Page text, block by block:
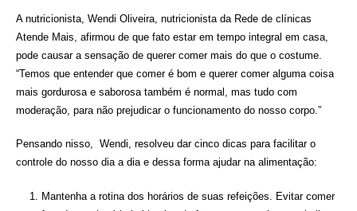
A nutricionista, Wendi Oliveira, nutricionista da Rede de clínicas
Atende Mais, afirmou de que fato estar em tempo integral em casa,
pode causar a sensação de querer comer mais do que o costume.
“Temos que entender que comer é bom e querer comer alguma coisa
mais gordurosa e saborosa também é normal, mas tudo com
moderação, para não prejudicar o funcionamento do nosso corpo.”
Pensando nisso, Wendi, resolveu dar cinco dicas para facilitar o
controle do nosso dia a dia e dessa forma ajudar na alimentação:
Mantenha a rotina dos horários de suas refeições. Evitar comer